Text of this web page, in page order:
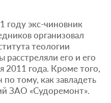
году экс-чиновник
организовал
теологии
его и его
2011 года. Кроме того,
тому, как завладеть
ЗАО «Судоремонт».